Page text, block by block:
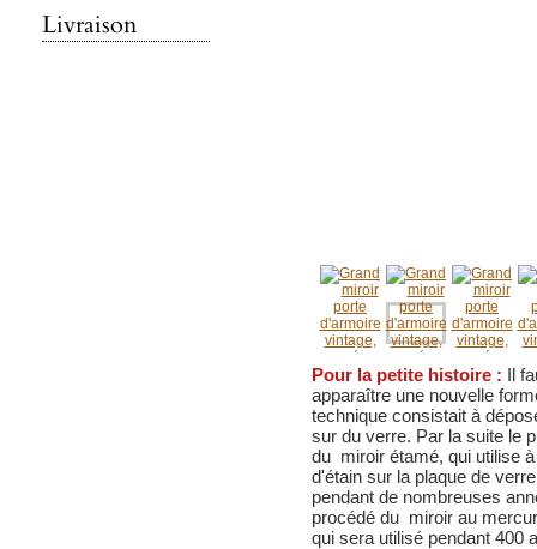
Livraison
Pour la petite histoire : Il
apparaître une nouvelle
technique consistait à
sur du verre. Par la suite le
du miroir étamé, qui utilise
d'étain sur la plaque de
pendant de nombreuses
procédé du miroir au
qui sera utilisé pendant 400